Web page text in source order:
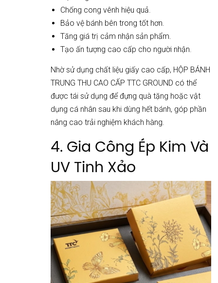
Chống cong vênh hiệu quả.
Bảo vệ bánh bên trong tốt hơn.
Tăng giá trị cảm nhận sản phẩm.
Tạo ấn tượng cao cấp cho người nhận.
Nhờ sử dụng chất liệu giấy cao cấp, HỘP BÁNH
TRUNG THU CAO CẤP TTC GROUND có thể
được tái sử dụng để đựng quà tặng hoặc vật
dụng cá nhân sau khi dùng hết bánh, góp phần
nâng cao trải nghiệm khách hàng.
4. Gia Công Ép Kim Và
UV Tinh Xảo